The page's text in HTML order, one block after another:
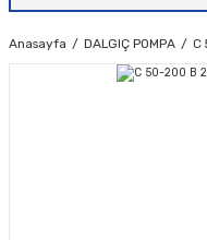
Anasayfa DALGIÇ POMPA C